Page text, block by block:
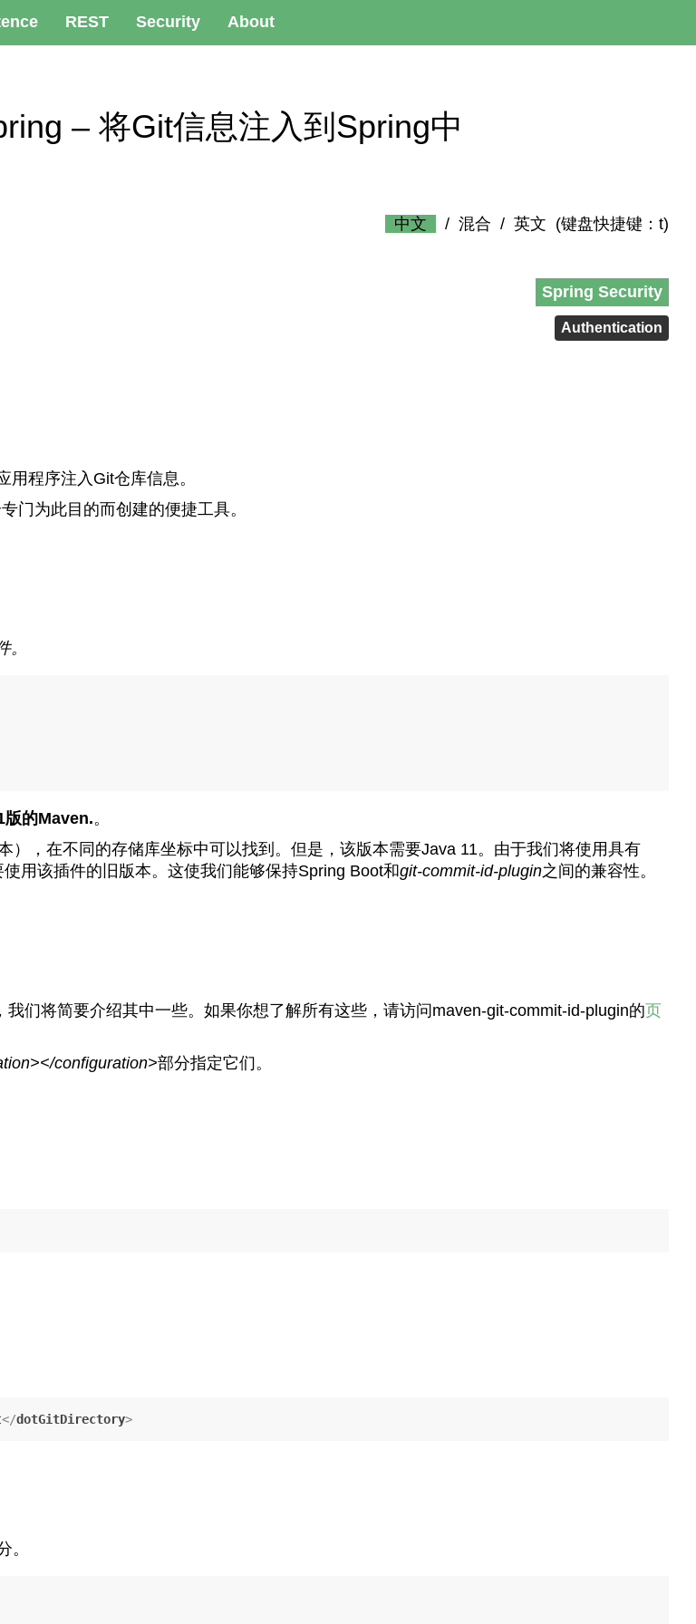
REST Security About
– 将Git信息注入到Spring中
中文 / 混合 / 英文 (键盘快捷键：t)
Spring Security
Authentication
程序注入Git仓库信息。
门为此目的而创建的便捷工具。
版的Maven.。
，在不同的存储库坐标中可以找到。但是，该版本需要Java 11。由于我们将使用具有
用该插件的旧版本。这使我们能够保持Spring Boot和git-commit-id-plugin之间的兼容性。
们将简要介绍其中一些。如果你想了解所有这些，请访问maven-git-commit-id-plugin的页
configuration>部分指定它们。
</dotGitDirectory>
。